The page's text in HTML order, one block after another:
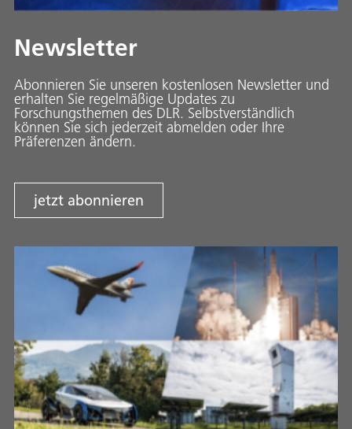
Newsletter
Abonnieren Sie unseren kostenlosen Newsletter und
erhalten Sie regelmäßige Updates zu
Forschungsthemen des DLR. Selbstverständlich
können Sie sich jederzeit abmelden oder Ihre
Präferenzen ändern.
jetzt abonnieren